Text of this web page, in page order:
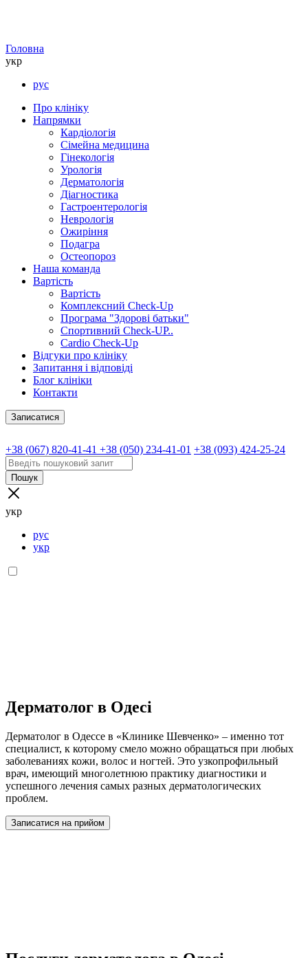
Головна
укр
рус
Про клініку
Напрямки
Кардіологія
Сімейна медицина
Гінекологія
Урологія
Дерматологія
Діагностика
Гастроентерологія
Неврологія
Ожиріння
Подагра
Остеопороз
Наша команда
Вартість
Вартість
Комплексний Check-Up
Програма "Здорові батьки"
Спортивний Check-UP..
Cardio Check-Up
Відгуки про клініку
Запитання і відповіді
Блог клініки
Контакти
Записатися
+38 (067) 820-41-41 +38 (050) 234-41-01 +38 (093) 424-25-24
Пошук
укр
рус
укр
Дерматолог в Одесі
Дерматолог в Одессе в «Клинике Шевченко» – именно тот
специалист, к которому смело можно обращаться при любых
заболеваниях кожи, волос и ногтей. Это узкопрофильный
врач, имеющий многолетнюю практику диагностики и
успешного лечения самых разных дерматологических
проблем.
Записатися на прийом